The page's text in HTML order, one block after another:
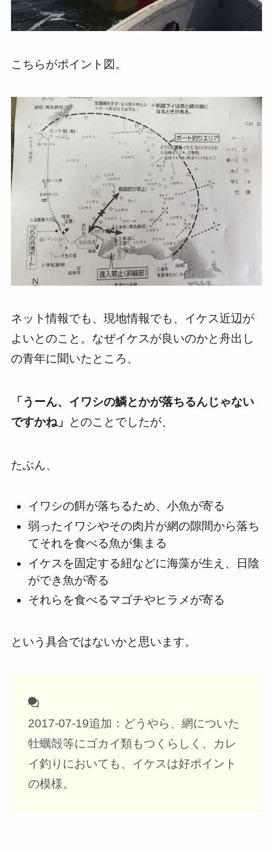
こちらがポイント図。
ネット情報でも、現地情報でも、イケス近辺が
よいとのこと。なぜイケスが良いのかと舟出し
の青年に聞いたところ、
「うーん、イワシの鱗とかが落ちるんじゃない
ですかね」
とのことでしたが、
たぶん、
イワシの餌が落ちるため、小魚が寄る
弱ったイワシやその肉片が網の隙間から落ち
てそれを食べる魚が集まる
イケスを固定する紐などに海藻が生え、日陰
ができ魚が寄る
それらを食べるマゴチやヒラメが寄る
という具合ではないかと思います。
2017-07-19追加：どうやら、網についた
牡蠣殻等にゴカイ類もつくらしく、カレ
イ釣りにおいても、イケスは好ポイント
の模様。